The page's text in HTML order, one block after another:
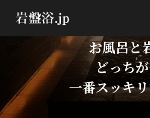
お風呂と
どっち
一番スッキ